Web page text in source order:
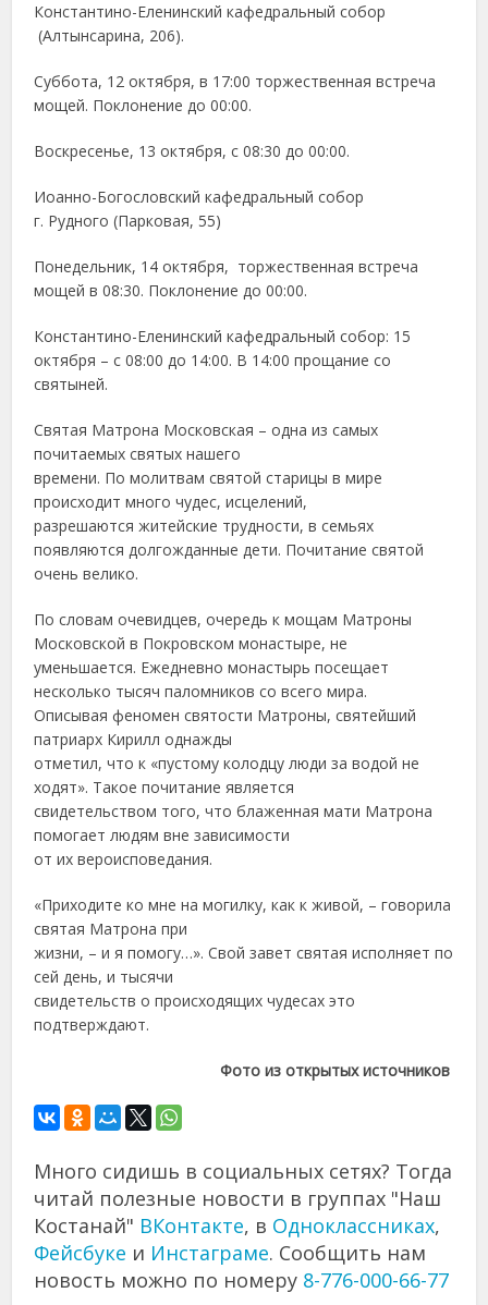
Константино-Еленинский кафедральный собор
(Алтынсарина, 206).
Суббота, 12 октября, в 17:00 торжественная встреча
мощей. Поклонение до 00:00.
Воскресенье, 13 октября, с 08:30 до 00:00.
Иоанно-Богословский кафедральный собор
г. Рудного (Парковая, 55)
Понедельник, 14 октября, торжественная встреча
мощей в 08:30. Поклонение до 00:00.
Константино-Еленинский кафедральный собор: 15
октября – с 08:00 до 14:00. В 14:00 прощание со
святыней.
Святая Матрона Московская – одна из самых
почитаемых святых нашего
времени. По молитвам святой старицы в мире
происходит много чудес, исцелений,
разрешаются житейские трудности, в семьях
появляются долгожданные дети. Почитание святой
очень велико.
По словам очевидцев, очередь к мощам Матроны
Московской в Покровском монастыре, не
уменьшается. Ежедневно монастырь посещает
несколько тысяч паломников со всего мира.
Описывая феномен святости Матроны, святейший
патриарх Кирилл однажды
отметил, что к «пустому колодцу люди за водой не
ходят». Такое почитание является
свидетельством того, что блаженная мати Матрона
помогает людям вне зависимости
от их вероисповедания.
«Приходите ко мне на могилку, как к живой, – говорила
святая Матрона при
жизни, – и я помогу…». Свой завет святая исполняет по
сей день, и тысячи
свидетельств о происходящих чудесах это
подтверждают.
Фото из открытых источников
Много сидишь в социальных сетях? Тогда
читай полезные новости в группах "Наш
Костанай" ВКонтакте, в Одноклассниках,
Фейсбуке и Инстаграме. Сообщить нам
новость можно по номеру 8-776-000-66-77